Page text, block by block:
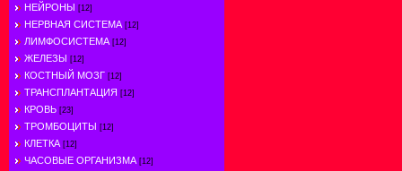
НЕЙРОНЫ [12]
НЕРВНАЯ СИСТЕМА [12]
ЛИМФОСИСТЕМА [12]
ЖЕЛЕЗЫ [12]
КОСТНЫЙ МОЗГ [12]
ТРАНСПЛАНТАЦИЯ [12]
КРОВЬ [23]
ТРОМБОЦИТЫ [12]
КЛЕТКА [12]
ЧАСОВЫЕ ОРГАНИЗМА [12]